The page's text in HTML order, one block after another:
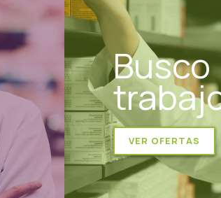
Busco
VER OFERTAS